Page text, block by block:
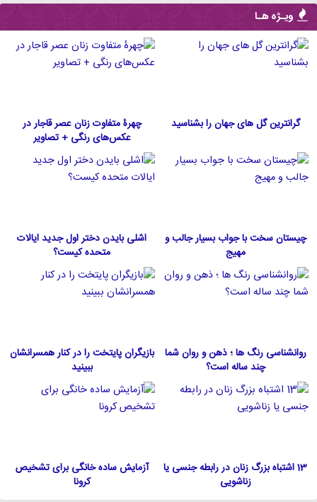
ویـژه هـا
گرانترین گل های جهان را بشناسید
چهرۀ متفاوت زنان عصر قاجار در
عکس‌های رنگی + تصاویر
چیستان سخت با جواب بسیار جالب و
مهیج
اشلی بایدن دختر اول جدید ایالات
متحده كيست؟
روانشناسی رنگ ها ؛ ذهن و روان شما
چند ساله است؟
بازیگران پایتخت را در کنار همسرانشان
ببینید
13 اشتباه بزرگ زنان در رابطه جنسی یا
زناشویی
آزمایش ساده خانگی برای تشخیص
کرونا